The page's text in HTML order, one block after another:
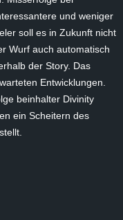
und weniger
soll es in Zukunft nicht
Wurf auch automatisch
der Story. Das
Entwicklungen.
beinhalter Divinity
ein Scheitern des